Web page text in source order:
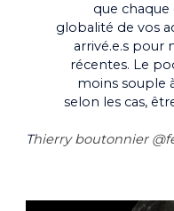
que chaque
globalité de vos
arrivé.e.s
récentes. Le
moins souple
selon les cas,
Thierry boutonnier